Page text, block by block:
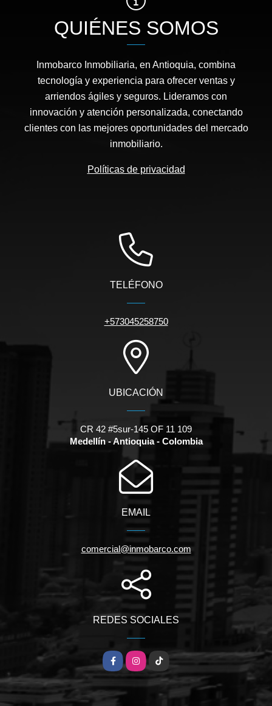
QUIÉNES SOMOS
Inmobarco Inmobiliaria, en Antioquia, combina
tecnología y experiencia para ofrecer ventas y
arriendos ágiles y seguros. Lideramos con
innovación y atención personalizada, conectando
clientes con las mejores oportunidades del mercado
inmobiliario.
Políticas de privacidad
TELÉFONO
+573045258750
UBICACIÓN
CR 42 #5sur-145 OF 11 109
Medellín - Antioquia - Colombia
EMAIL
comercial@inmobarco.com
REDES SOCIALES
FacebookInstagramTikTok